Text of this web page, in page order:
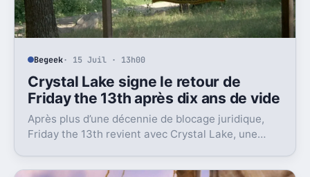
Begeek· 15 Juil · 13h00
Crystal Lake signe le retour de
Friday the 13th après dix ans de vide
Après plus d’une décennie de blocage juridique,
Friday the 13th revient avec Crystal Lake, une